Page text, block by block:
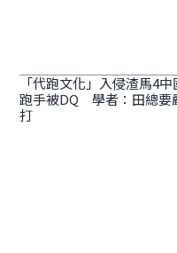
「代跑文化」入侵渣馬4中
跑手被DQ 學者：田總要
打